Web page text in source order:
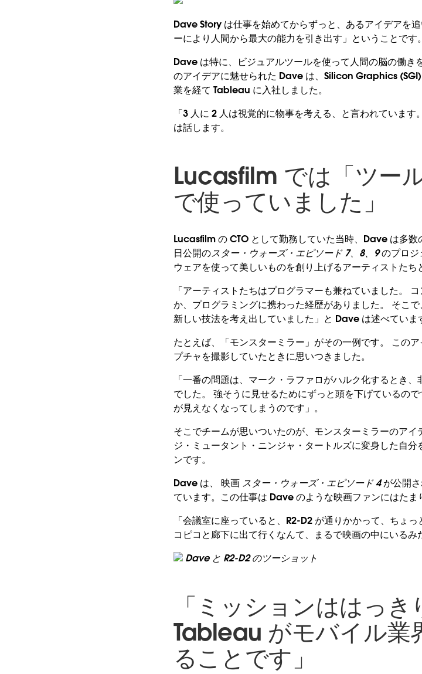
Dave Story は仕事を始めてからずっと、あるアイデアを
ーにより人間から最大の能力を引き出す」ということです。
Dave は特に、ビジュアルツールを使って人間の脳の働き
のアイデアに魅せられた Dave は、Silicon Graphics
業を経て Tableau に入社しました。
「3 人に 2 人は視覚的に物事を考える、と言われていま
は話します。
Lucasfilm では「ツー
で使っていました」
Lucasfilm の CTO として勤務していた当時、Dave は多
日公開のスター・ウォーズ・エピソード 7、8、 9のプロジ
ウェアを使って美しいものを創り上げるアーティストたち
「アーティストたちはプログラマーも兼ねていました。
か、プログラミングに携わった経歴がありました。 そこ
新しい技法を考え出していました」と Dave は述べていま
たとえば、「モンスターミラー」がその一例です。 このア
プチャを撮影していたときに思いつきました。
「一番の問題は、マーク・ラファロがハルク化するとき
でした。 強そうに見せるためにずっと頭を下げているの
が見えなくなってしまうのです」。
そこでチームが思いついたのが、モンスターミラーのア
ジ・ミュータント・ニンジャ・タートルズに変身した自
ンです。
Dave は、 映画 スター・ウォーズ・エピソード 4が公開さ
ています。この仕事は Dave のような映画ファンにはたま
「会議室に座っていると、R2-D2 が通りかかって、ちょ
コピコと廊下に出て行くなんて、まるで映画の中にいるみ
Dave と R2-D2 のツーショット
「ミッションははっき
Tableau がモバイル業
ることです」